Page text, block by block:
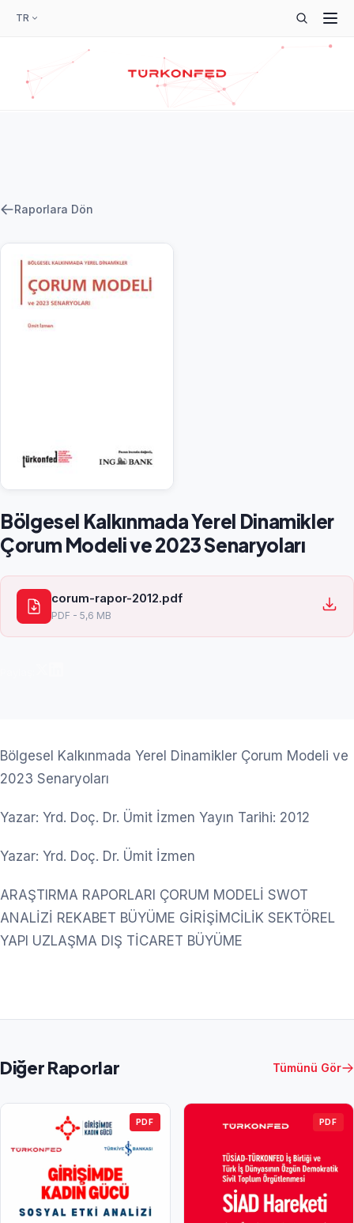
TR
Raporlara Dön
Bölgesel Kalkınmada Yerel Dinamikler
Çorum Modeli ve 2023 Senaryoları
corum-rapor-2012.pdf
PDF - 5,6 MB
Bölgesel Kalkınmada Yerel Dinamikler Çorum Modeli ve
2023 Senaryoları
Yazar: Yrd. Doç. Dr. Ümit İzmen Yayın Tarihi: 2012
Yazar: Yrd. Doç. Dr. Ümit İzmen
ARAŞTIRMA RAPORLARI ÇORUM MODELİ SWOT
ANALİZİ REKABET BÜYÜME GİRİŞİMCİLİK SEKTÖREL
YAPI UZLAŞMA DIŞ TİCARET BÜYÜME
Diğer Raporlar Tümünü Gör
PDF PDF